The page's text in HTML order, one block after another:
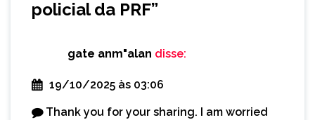
policial da PRF”
gate anm"alan disse:
19/10/2025 às 03:06
Thank you for your sharing. I am worried